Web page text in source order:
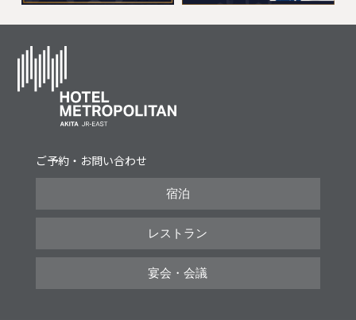
ご予約・お問い合わせ
宿泊
レストラン
宴会・会議